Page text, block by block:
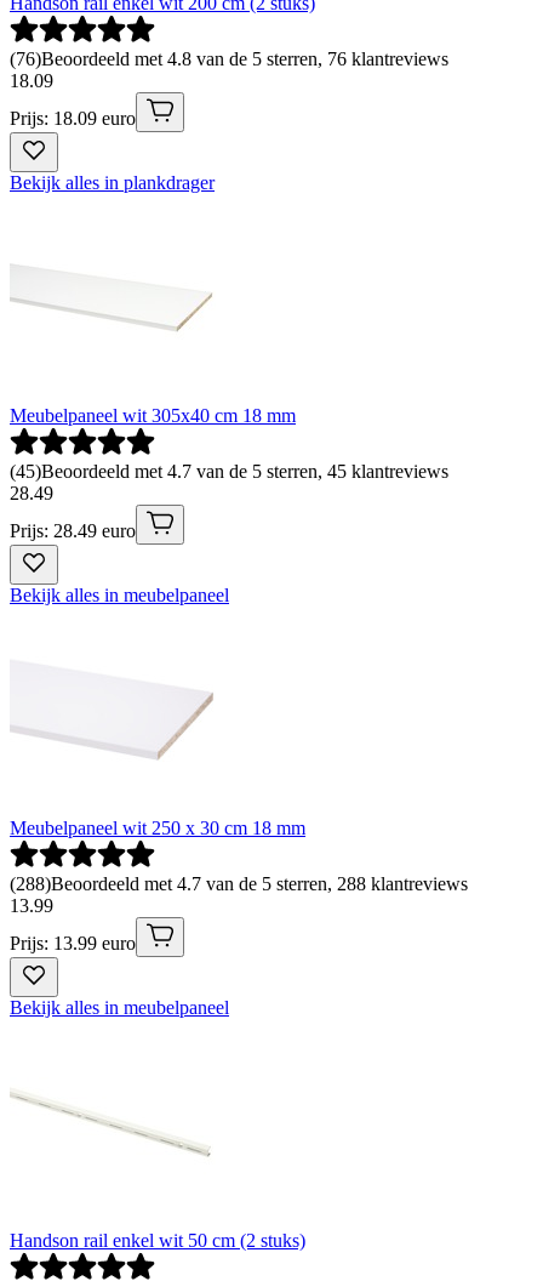
(76)Beoordeeld met 4.8 van de 5 sterren, 76 klantreviews
18.09
Prijs: 18.09 euro
Bekijk alles in plankdrager
Meubelpaneel wit 305x40 cm 18 mm
(45)Beoordeeld met 4.7 van de 5 sterren, 45 klantreviews
28.49
Prijs: 28.49 euro
Bekijk alles in meubelpaneel
Meubelpaneel wit 250 x 30 cm 18 mm
(288)Beoordeeld met 4.7 van de 5 sterren, 288 klantreviews
13.99
Prijs: 13.99 euro
Bekijk alles in meubelpaneel
Handson rail enkel wit 50 cm (2 stuks)